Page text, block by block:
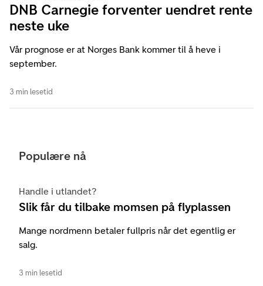
DNB Carnegie forventer uendret rente
neste uke
Vår prognose er at Norges Bank kommer til å heve i
september.
3 min lesetid
Populære nå
Handle i utlandet?
Slik får du tilbake momsen på flyplassen
Mange nordmenn betaler fullpris når det egentlig er
salg.
3 min lesetid